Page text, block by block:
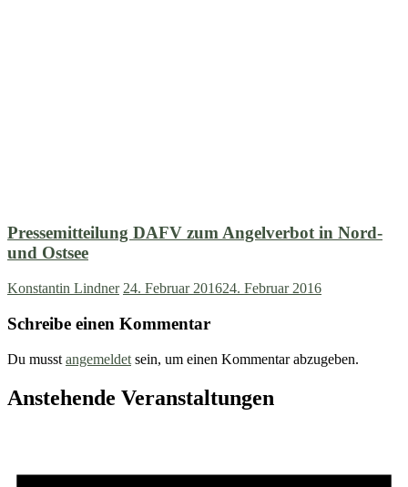
Pressemitteilung DAFV zum Angelverbot in Nord-
und Ostsee
Konstantin Lindner 24. Februar 201624. Februar 2016
Schreibe einen Kommentar
Du musst angemeldet sein, um einen Kommentar abzugeben.
Anstehende Veranstaltungen